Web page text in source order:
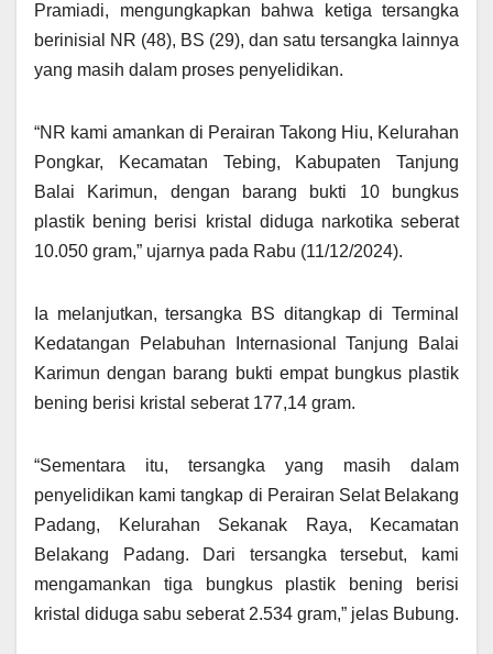
Pramiadi, mengungkapkan bahwa ketiga tersangka
berinisial NR (48), BS (29), dan satu tersangka lainnya
yang masih dalam proses penyelidikan.
“NR kami amankan di Perairan Takong Hiu, Kelurahan
Pongkar, Kecamatan Tebing, Kabupaten Tanjung
Balai Karimun, dengan barang bukti 10 bungkus
plastik bening berisi kristal diduga narkotika seberat
10.050 gram,” ujarnya pada Rabu (11/12/2024).
Ia melanjutkan, tersangka BS ditangkap di Terminal
Kedatangan Pelabuhan Internasional Tanjung Balai
Karimun dengan barang bukti empat bungkus plastik
bening berisi kristal seberat 177,14 gram.
“Sementara itu, tersangka yang masih dalam
penyelidikan kami tangkap di Perairan Selat Belakang
Padang, Kelurahan Sekanak Raya, Kecamatan
Belakang Padang. Dari tersangka tersebut, kami
mengamankan tiga bungkus plastik bening berisi
kristal diduga sabu seberat 2.534 gram,” jelas Bubung.